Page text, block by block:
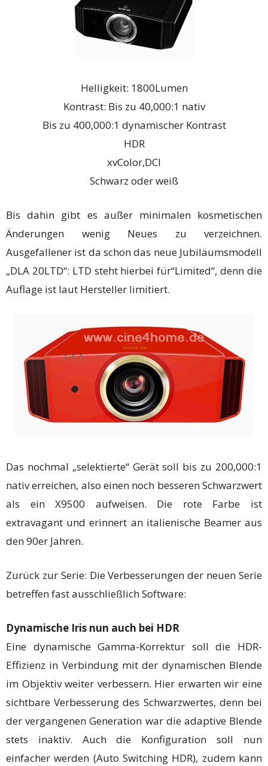
Helligkeit: 1800Lumen
Kontrast: Bis zu 40,000:1 nativ
Bis zu 400,000:1 dynamischer Kontrast
HDR
xvColor,DCI
Schwarz oder weiß
Bis dahin gibt es außer minimalen kosmetischen
Änderungen wenig Neues zu verzeichnen.
Ausgefallener ist da schon das neue Jubiläumsmodell
„DLA 20LTD“: LTD steht hierbei für“Limited“, denn die
Auflage ist laut Hersteller limitiert.
Das nochmal „selektierte“ Gerät soll bis zu 200,000:1
nativ erreichen, also einen noch besseren Schwarzwert
als ein X9500 aufweisen. Die rote Farbe ist
extravagant und erinnert an italienische Beamer aus
den 90er Jahren.
Zurück zur Serie: Die Verbesserungen der neuen Serie
betreffen fast ausschließlich Software:
Dynamische Iris nun auch bei HDR
Eine dynamische Gamma-Korrektur soll die HDR-
Effizienz in Verbindung mit der dynamischen Blende
im Objektiv weiter verbessern. Hier erwarten wir eine
sichtbare Verbesserung des Schwarzwertes, denn bei
der vergangenen Generation war die adaptive Blende
stets inaktiv. Auch die Konfiguration soll nun
einfacher werden (Auto Switching HDR), zudem kann